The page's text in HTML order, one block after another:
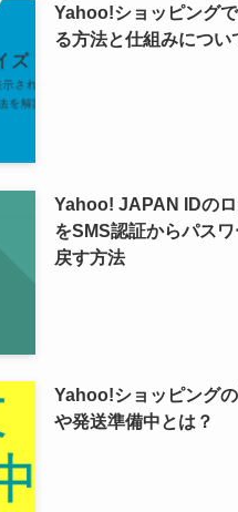
Yahoo!ショッピング
る方法と仕組みについ
Yahoo! JAPAN IDの
をSMS認証からパス
戻す方法
Yahoo!ショッピング
や発送準備中とは？